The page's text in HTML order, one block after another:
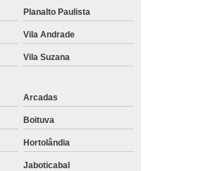
Planalto Paulista
Vila Andrade
Vila Suzana
Arcadas
Boituva
Hortolândia
Jaboticabal